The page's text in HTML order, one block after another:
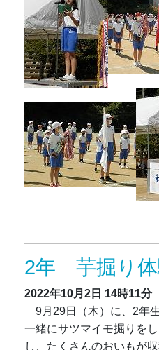
2年 芋掘り
2022年10月2日 14時11分
9月29日（木）に、2年
一緒にサツマイモ掘りを
し、たくさんのおいもが